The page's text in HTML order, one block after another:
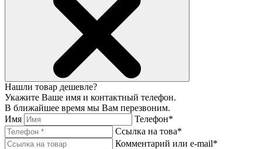
Нашли товар дешевле?
Укажите Ваше имя и контактный телефон.
В ближайшее время мы Вам перезвоним.
Имя
Телефон*
Ссылка на това*
Комментарий или e-mail*